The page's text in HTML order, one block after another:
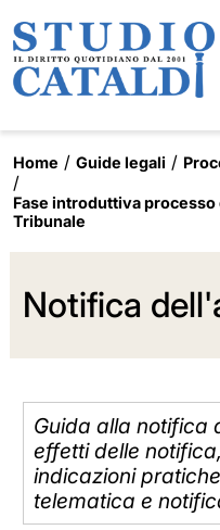
Home Guide legali
Fase introduttiva
Tribunale
Notifica
Guida alla notifica
effetti delle
indicazioni
telematica e